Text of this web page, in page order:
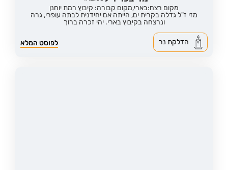
מקום רצח:בארי,מקום קבורה: קיבוץ רמת יוחנן
מזי ז"ל גדלה בקרית ים, הייתה אם יחידנית לבתה עופרי, גרה
ונרצחה בקיבוץ בארי. יהי זכרה ברוך
לפוסט המלא הדלקת נר